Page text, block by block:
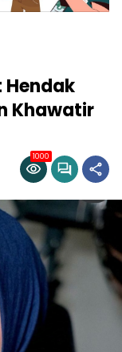
Hendak
Khawatir
1000